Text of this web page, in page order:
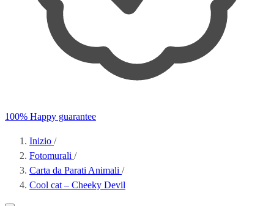
100% Happy guarantee
Inizio /
Fotomurali /
Carta da Parati Animali /
Cool cat – Cheeky Devil